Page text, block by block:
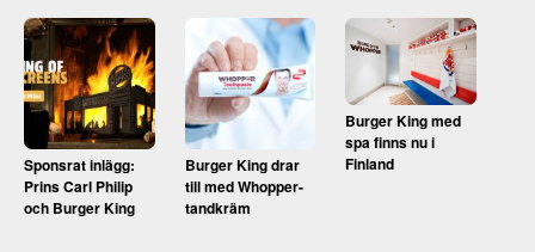
Sponsrat inlägg:
Prins Carl Philip
och Burger King
Burger King drar
till med Whopper-
tandkräm
Burger King med
spa finns nu i
Finland